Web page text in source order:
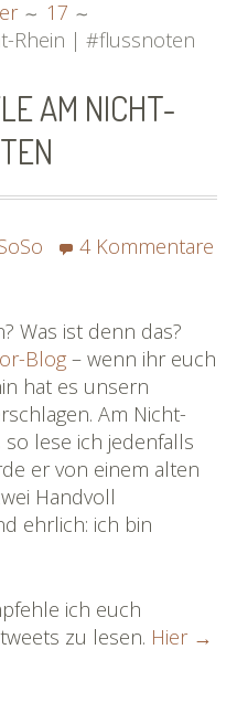
17
Rhein | #flussnoten
AM NICHT-
4 Kommentare
Was ist denn das?
Blog– wenn ihr euch
hat es unsern
Am Nicht-
so lese ich jedenfalls
er von einem alten
Handvoll
ehrlich: ich bin
ich euch
zu lesen. Hier →